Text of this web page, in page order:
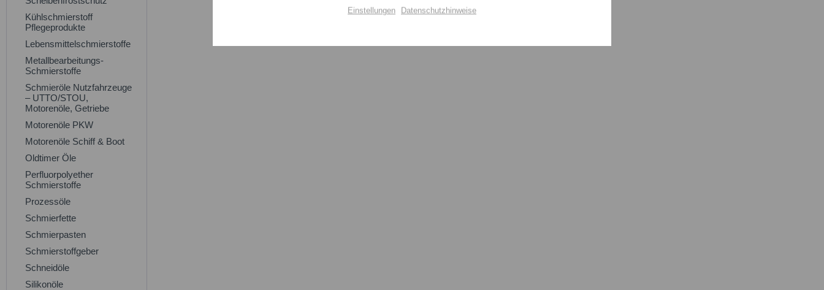
Kühlschmierstoff
Pflegeprodukte
Lebensmittelschmierstoffe
Metallbearbeitungs-
Schmierstoffe
Schmieröle Nutzfahrzeuge
– UTTO/STOU,
Motorenöle, Getriebe
Motorenöle PKW
Motorenöle Schiff & Boot
Oldtimer Öle
Perfluorpolyether
Schmierstoffe
Prozessöle
Schmierfette
Schmierpasten
Schmierstoffgeber
Schneidöle
Silikonöle
Einstellungen Datenschutzhinweise